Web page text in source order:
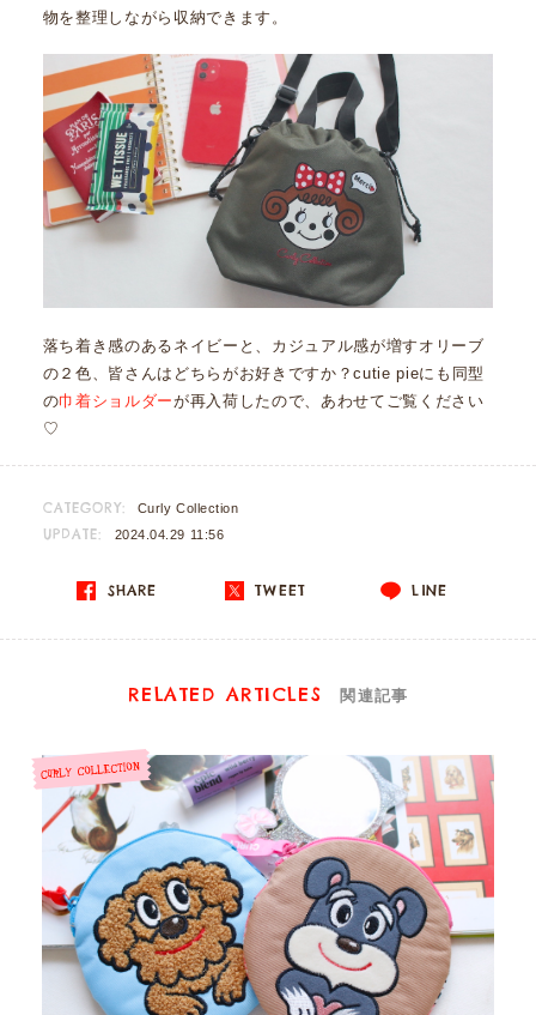
物を整理しながら収納できます。
落ち着き感のあるネイビーと、カジュアル感が増すオリーブ
の２色、皆さんはどちらがお好きですか？cutie pieにも同型
の巾着ショルダーが再入荷したので、あわせてご覧ください
♡
CATEGORY: Curly Collection
UPDATE: 2024.04.29 11:56
SHARE TWEET LINE
RELATED ARTICLES 関連記事